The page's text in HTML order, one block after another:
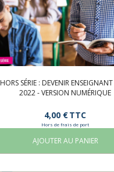
HORS SÉRIE : DEVENIR
2022 - VERSION NUMÉRIQUE
4,00 €TTC
Hors de frais de port
AJOUTER AU PANIER